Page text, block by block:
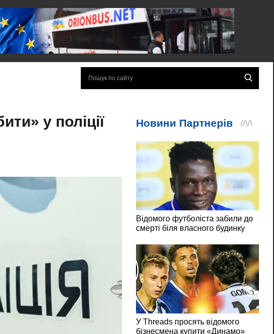
у поліції